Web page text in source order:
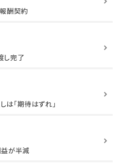
酬契約
し完了
は「期待はずれ」
が半減